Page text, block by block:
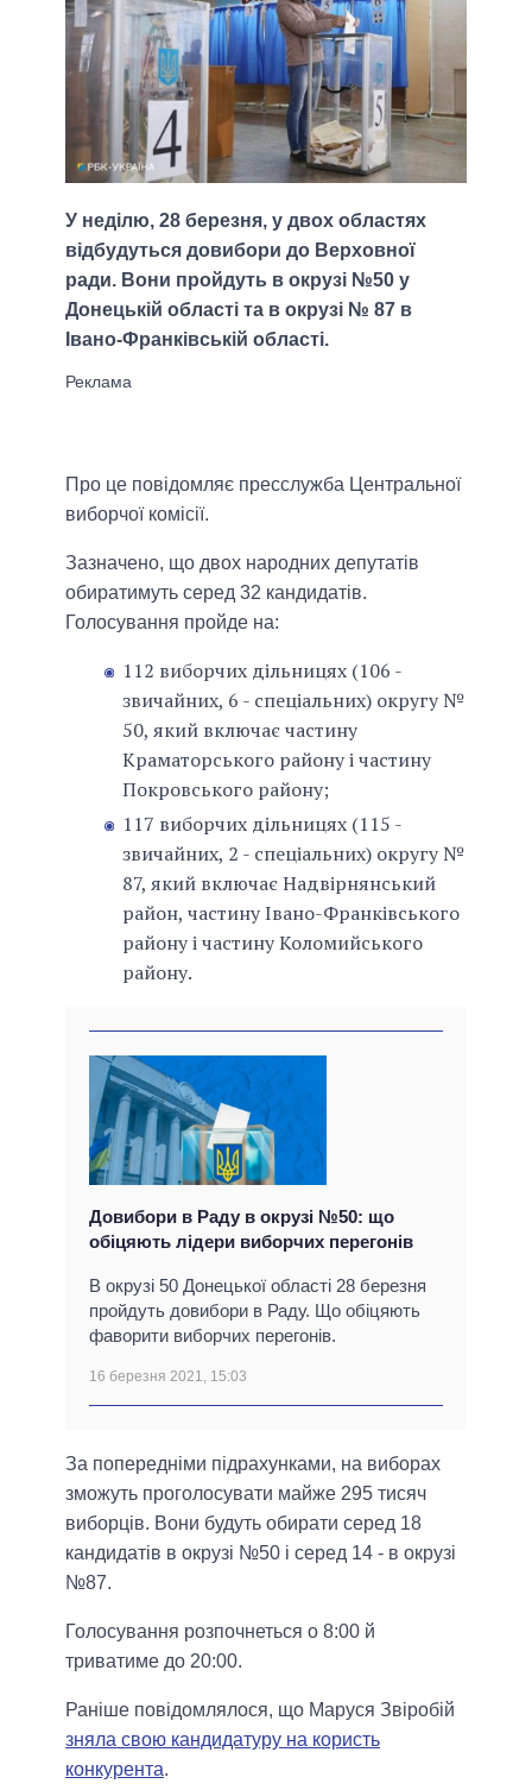
У неділю, 28 березня, у двох областях
відбудуться довибори до Верховної
ради. Вони пройдуть в окрузі №50 у
Донецькій області та в окрузі № 87 в
Івано-Франківській області.
Про це повідомляє пресслужба Центральної
виборчої комісії.
Зазначено, що двох народних депутатів
обиратимуть серед 32 кандидатів.
Голосування пройде на:
112 виборчих дільницях (106 -
звичайних, 6 - спеціальних) округу №
50, який включає частину
Краматорського району і частину
Покровського району;
117 виборчих дільницях (115 -
звичайних, 2 - спеціальних) округу №
87, який включає Надвірнянський
район, частину Івано-Франківського
району і частину Коломийського
району.
Довибори в Раду в окрузі №50: що
обіцяють лідери виборчих перегонів
В окрузі 50 Донецької області 28 березня
пройдуть довибори в Раду. Що обіцяють
фаворити виборчих перегонів.
16 березня 2021, 15:03
За попередніми підрахунками, на виборах
зможуть проголосувати майже 295 тисяч
виборців. Вони будуть обирати серед 18
кандидатів в окрузі №50 і серед 14 - в окрузі
№87.
Голосування розпочнеться о 8:00 й
триватиме до 20:00.
Раніше повідомлялося, що Маруся Звіробій
зняла свою кандидатуру на користь
конкурента.